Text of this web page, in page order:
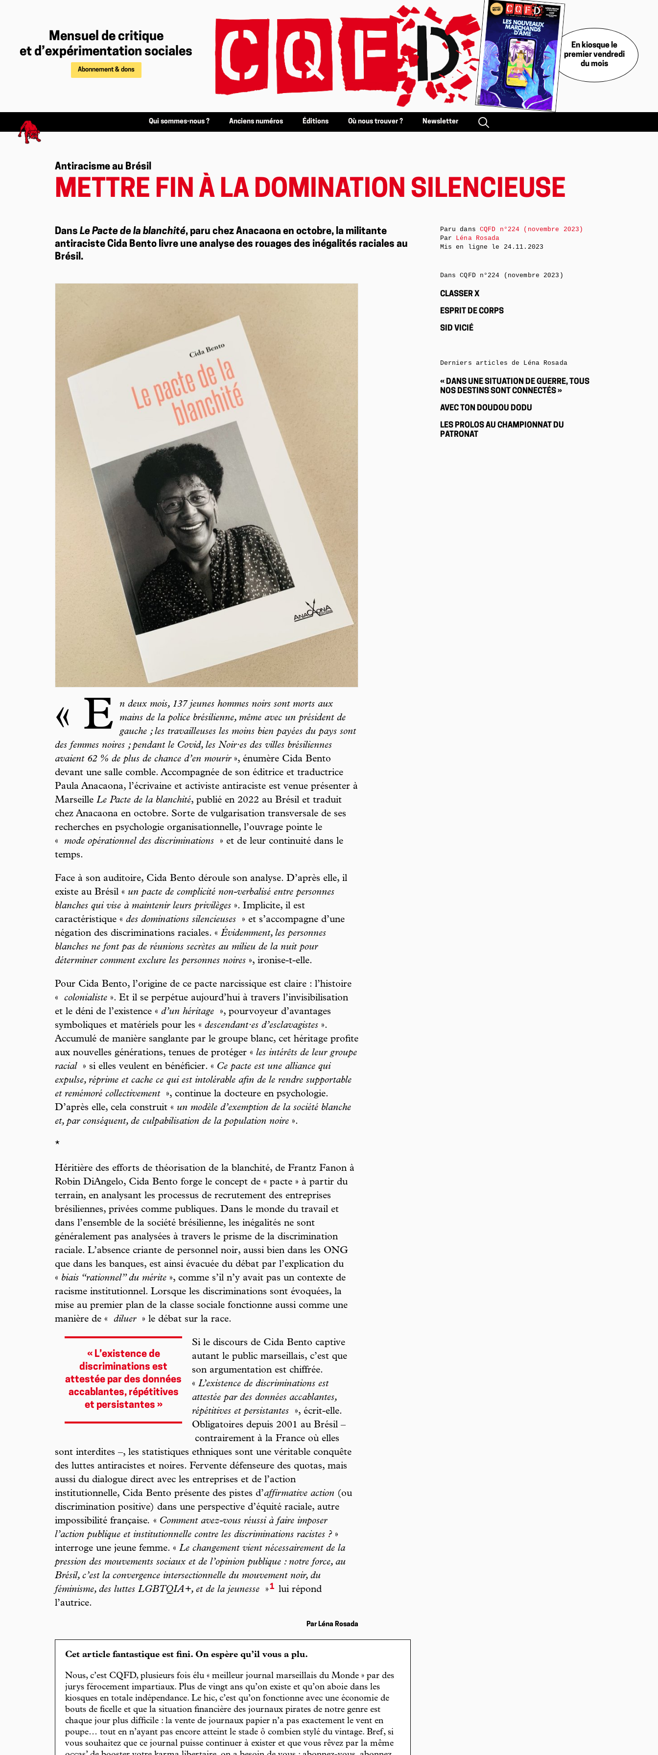
Mensuel de critique
et d’expérimentation sociales
Abonnement & dons
En kiosque le
premier vendredi
du mois
Qui sommes-nous ? Anciens numéros Éditions Où nous trouver ? Newsletter
Antiracisme au Brésil
METTRE FIN À LA DOMINATION SILENCIEUSE
Dans Le Pacte de la blanchité, paru chez Anacaona en octobre, la militante
antiraciste Cida Bento livre une analyse des rouages des inégalités raciales au
Brésil.
« E
n deux mois, 137 jeunes hommes noirs sont morts aux
mains de la police brésilienne, même avec un président de
gauche ; les travailleuses les moins bien payées du pays sont
des femmes noires ; pendant le Covid, les Noir·es des villes brésiliennes
avaient 62 % de plus de chance d’en mourir», énumère Cida Bento
devant une salle comble. Accompagnée de son éditrice et traductrice
Paula Anacaona, l’écrivaine et activiste antiraciste est venue présenter à
Marseille Le Pacte de la blanchité, publié en 2022 au Brésil et traduit
chez Anacaona en octobre. Sorte de vulgarisation transversale de ses
recherches en psychologie organisationnelle, l’ouvrage pointe le
«
mode opérationnel des discriminations » et de leur continuité dans le
temps.
Face à son auditoire, Cida Bento déroule son analyse. D’après elle, il
existe au Brésil « un pacte de complicité non-verbalisé entre personnes
blanches qui vise à maintenir leurs privilèges ». Implicite, il est
caractéristique « des dominations silencieuses » et s’accompagne d’une
négation des discriminations raciales. « Évidemment, les personnes
blanches ne font pas de réunions secrètes au milieu de la nuit pour
déterminer comment exclure les personnes noires », ironise-t-elle.
Pour Cida Bento, l’origine de ce pacte narcissique est claire : l’histoire
«
colonialiste ». Et il se perpétue aujourd’hui à travers l’invisibilisation
et le déni de l’existence « d’un héritage », pourvoyeur d’avantages
symboliques et matériels pour les « descendant·es d’esclavagistes ».
Accumulé de manière sanglante par le groupe blanc, cet héritage profite
aux nouvelles générations, tenues de protéger « les intérêts de leur groupe
racial » si elles veulent en bénéficier. « Ce pacte est une alliance qui
expulse, réprime et cache ce qui est intolérable afin de le rendre supportable
et remémoré collectivement », continue la docteure en psychologie.
D’après elle, cela construit « un modèle d’exemption de la société blanche
et, par conséquent, de culpabilisation de la population noire ».
*
Héritière des efforts de théorisation de la blanchité, de Frantz Fanon à
Robin DiAngelo, Cida Bento forge le concept de « pacte » à partir du
terrain, en analysant les processus de recrutement des entreprises
brésiliennes, privées comme publiques. Dans le monde du travail et
dans l’ensemble de la société brésilienne, les inégalités ne sont
généralement pas analysées à travers le prisme de la discrimination
raciale. L’absence criante de personnel noir, aussi bien dans les ONG
que dans les banques, est ainsi évacuée du débat par l’explication du
« biais “rationnel” du mérite », comme s’il n’y avait pas un contexte de
racisme institutionnel. Lorsque les discriminations sont évoquées, la
mise au premier plan de la classe sociale fonctionne aussi comme une
manière de «
diluer » le débat sur la race.
« L’existence de
discriminations est
attestée par des données
­accablantes, répétitives
et persistantes »
Si le discours de Cida Bento captive
autant le public marseillais, c’est que
son argumentation est chiffrée.
« L’existence de discriminations est
attestée par des données accablantes,
répétitives et persistantes », écrit-elle.
Obligatoires depuis 2001 au Brésil –
contrairement à la France où elles
sont interdites –, les statistiques ethniques sont une véritable conquête
des luttes antiracistes et noires. Fervente défenseure des quotas, mais
aussi du dialogue direct avec les entreprises et de l’action
institutionnelle, Cida Bento présente des pistes d’affirmative action (ou
discrimination positive) dans une perspective d’équité raciale, autre
impossibilité française. « Comment avez-vous réussi à faire imposer
l’action publique et institutionnelle contre les discriminations racistes ? »
interroge une jeune femme. « Le changement vient nécessairement de la
pression des mouvements sociaux et de l’opinion publique : notre force, au
Brésil, c’est la convergence intersectionnelle du mouvement noir, du
féminisme, des luttes LGBTQIA+, et de la jeunesse »1 lui répond
l’autrice.
Par Léna Rosada
Cet article fantastique est fini. On espère qu’il vous a plu.
Nous, c’est CQFD, plusieurs fois élu « meilleur journal marseillais du Monde » par des
jurys férocement impartiaux. Plus de vingt ans qu’on existe et qu’on aboie dans les
kiosques en totale indépendance. Le hic, c’est qu’on fonctionne avec une économie de
bouts de ficelle et que la situation financière des journaux pirates de notre genre est
chaque jour plus difficile : la vente de journaux papier n’a pas exactement le vent en
poupe… tout en n’ayant pas encore atteint le stade ô combien stylé du vintage. Bref, si
vous souhaitez que ce journal puisse continuer à exister et que vous rêvez par la même
Paru dans CQFD n°224 (novembre 2023)
Par Léna Rosada
Mis en ligne le 24.11.2023
Dans CQFD n°224 (novembre 2023)
CLASSER X
ESPRIT DE CORPS
SID VICIÉ
Derniers articles de Léna Rosada
« DANS UNE SITUATION DE GUERRE, TOUS
NOS DESTINS SONT CONNECTÉS »
AVEC TON DOUDOU DODU
LES PROLOS AU CHAMPIONNAT DU
PATRONAT